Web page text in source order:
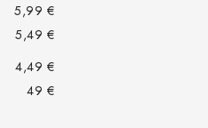
5,99 €
5,49 €
4,49 €
49 €